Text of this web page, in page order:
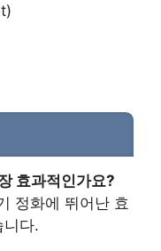
효과적인가요?
정화에 뛰어난 효
니다.